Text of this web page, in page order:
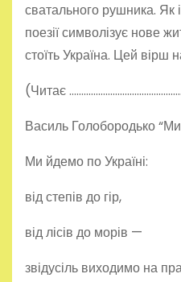
сватального рушника. Як
поезії символізує нове
стоїть Україна. Цей вірш
(Читає
Василь Голобородько
Ми йдемо по Україні:
від степів до гір,
від лісів до морів —
звідусіль виходимо на